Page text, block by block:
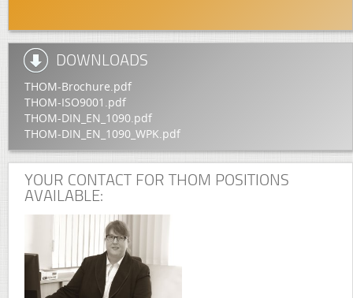
DOWNLOADS
THOM-Brochure.pdf
THOM-ISO9001.pdf
THOM-DIN_EN_1090.pdf
THOM-DIN_EN_1090_WPK.pdf
YOUR CONTACT FOR THOM POSITIONS
AVAILABLE: